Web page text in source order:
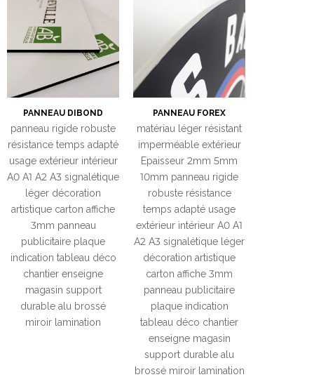
PANNEAU DIBOND
panneau rigide robuste
résistance temps adapté
usage extérieur intérieur
A0 A1 A2 A3 signalétique
léger décoration
artistique carton affiche
3mm panneau
publicitaire plaque
indication tableau déco
chantier enseigne
magasin support
durable alu brossé
miroir lamination
PANNEAU FOREX
matériau léger résistant
imperméable extérieur
Epaisseur 2mm 5mm
10mm panneau rigide
robuste résistance
temps adapté usage
extérieur intérieur A0 A1
A2 A3 signalétique léger
décoration artistique
carton affiche 3mm
panneau publicitaire
plaque indication
tableau déco chantier
enseigne magasin
support durable alu
brossé miroir lamination